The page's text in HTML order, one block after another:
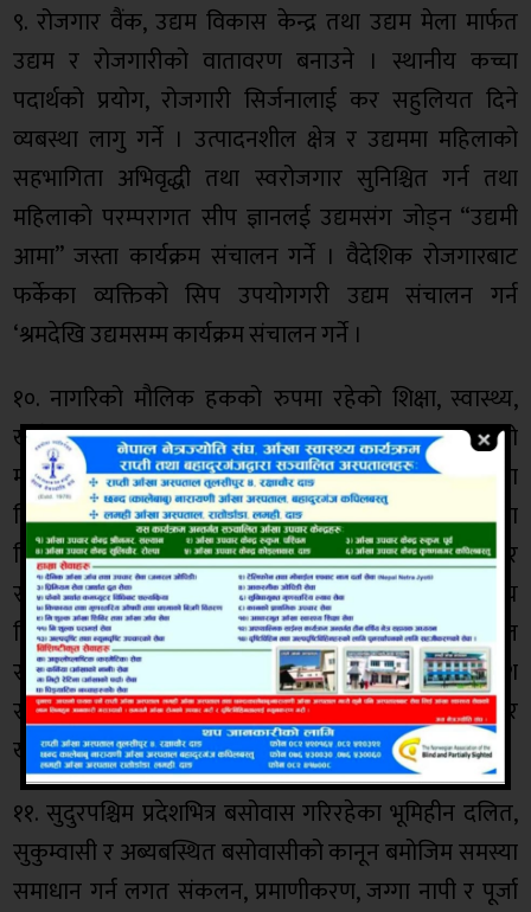
९. रोजगार वैंक, उद्यम विकास केन्द्र तथा उद्यम मेला मार्फत
उद्यम र रोजगारीको वातावरण बनाउने । स्थानीय कच्चा
पदार्थको प्रयोग, रोजगारी सिर्जनालाई कर सहुलियत दिने
व्यबस्था लागु गर्ने । उत्पादनशील क्षेत्र र उद्यममा महिलाको
सहभागिता अभिवृद्धी तथा स्वरोजगार सुनिश्चित गर्न तथा
महिलाको परम्परागत सीप ज्ञानलई उद्यमसंग जोड्न “उद्यमी
आमा” जस्ता कार्यक्रम संचालन गर्ने । वैदेशिक रोजगारबाट
फर्केका व्यक्तिको सिप उपयोगगरी उद्यम संचालन गर्न
‘श्रमदेखि उद्यमसम्म कार्यक्रम संचालन गर्ने ।
१०. नागरिको मौलिक हकको रुपमा रहेको शिक्षा, स्वास्थ्य,
खानेपानी लगायतका आधारभूत विषयमा स्थानीय तहको
महत्वपूर्ण जिम्मेवारी रहेको छ । सशर्त र संघीय कार्यक्रममा
सिमित नभै शिक्षा र स्वास्थ्यमा आन्तरिक लगानीमा प्राथमिकता
दिई गुणस्तरीय शिक्षा सुधारका सिर्जनात्मक कार्यक्रम र
स्वास्थ्य सेवालाई विशेष प्राथमिकतामा राख्दै सवैलाई स्वास्थ्य
बिमा, घरमै सेवा मार्फत नागरिकको स्वास्थ्यको विशेष ख्याल
राख्ने । सुदुरपश्चिम क्षेत्रका पर्यटकीय स्थलको प्रवर्द्धन गर्दै प्रदेश
समुन्नतिसंग जोड्न साझा पहलकदमी लिने । कला र
खेलकुदमार्फत युवा पुस्तालाई जोड्ने ।
११. सुदुरपश्चिम प्रदेशभित्र बसोवास गरिरहेका भूमिहीन दलित,
सुकुम्वासी र अब्यबस्थित बसोवासीको कानून बमोजिम समस्या
समाधान गर्न लगत संकलन, प्रमाणीकरण, जग्गा नापी र पूर्जा